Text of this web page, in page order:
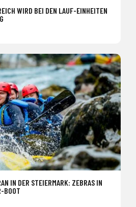
WIRD BEI DEN LAUF-EINHEITEN
IN DER STEIERMARK: ZEBRAS IN
BOOT